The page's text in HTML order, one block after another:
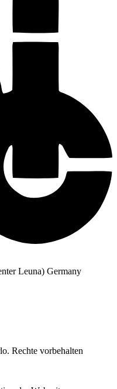
Leuna) Germany
Rechte vorbehalten